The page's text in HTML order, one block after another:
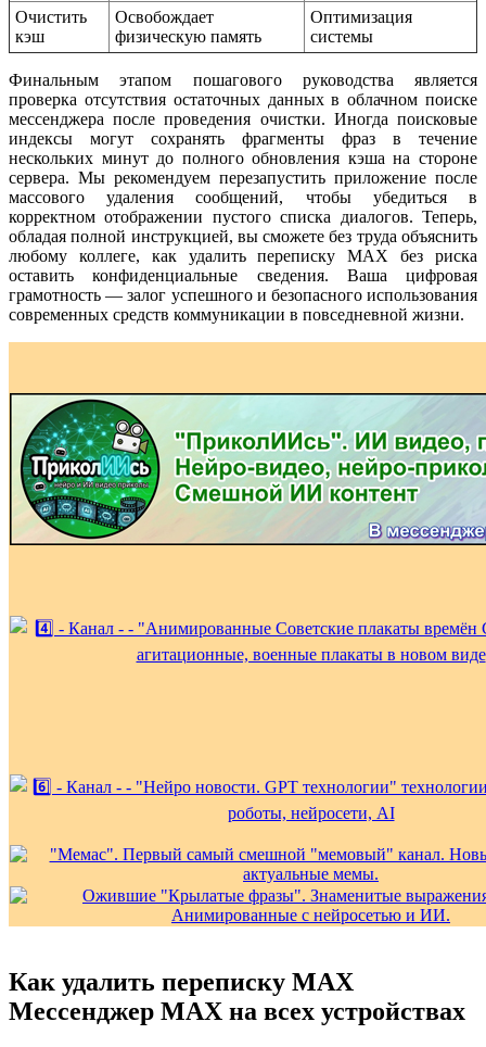
Очистить
кэш
Освобождает
физическую память
Оптимизация
системы
Финальным этапом пошагового руководства является
проверка отсутствия остаточных данных в облачном поиске
мессенджера после проведения очистки. Иногда поисковые
индексы могут сохранять фрагменты фраз в течение
нескольких минут до полного обновления кэша на стороне
сервера. Мы рекомендуем перезапустить приложение после
массового удаления сообщений, чтобы убедиться в
корректном отображении пустого списка диалогов. Теперь,
обладая полной инструкцией, вы сможете без труда объяснить
любому коллеге, как удалить переписку MAX без риска
оставить конфиденциальные сведения. Ваша цифровая
грамотность — залог успешного и безопасного использования
современных средств коммуникации в повседневной жизни.
Как удалить переписку MAX
Мессенджер MAX на всех устройствах